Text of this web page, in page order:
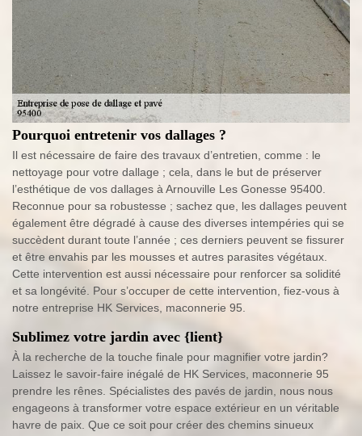
Pourquoi entretenir vos dallages ?
Il est nécessaire de faire des travaux d’entretien, comme : le
nettoyage pour votre dallage ; cela, dans le but de préserver
l’esthétique de vos dallages à Arnouville Les Gonesse 95400.
Reconnue pour sa robustesse ; sachez que, les dallages peuvent
également être dégradé à cause des diverses intempéries qui se
succèdent durant toute l’année ; ces derniers peuvent se fissurer
et être envahis par les mousses et autres parasites végétaux.
Cette intervention est aussi nécessaire pour renforcer sa solidité
et sa longévité. Pour s’occuper de cette intervention, fiez-vous à
notre entreprise HK Services, maconnerie 95.
Sublimez votre jardin avec {lient}
À la recherche de la touche finale pour magnifier votre jardin?
Laissez le savoir-faire inégalé de HK Services, maconnerie 95
prendre les rênes. Spécialistes des pavés de jardin, nous nous
engageons à transformer votre espace extérieur en un véritable
havre de paix. Que ce soit pour créer des chemins sinueux